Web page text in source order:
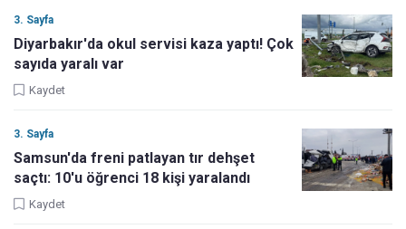
3. Sayfa
Diyarbakır'da okul servisi kaza yaptı! Çok
sayıda yaralı var
Kaydet
3. Sayfa
Samsun'da freni patlayan tır dehşet
saçtı: 10'u öğrenci 18 kişi yaralandı
Kaydet